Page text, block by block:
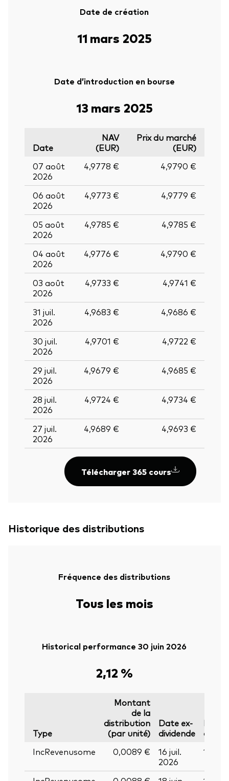
Retour en
Date de création
11 mars 2025
Date d’introduction en bourse
13 mars 2025
Date
NAV
(EUR)
Prix du marché
(EUR)
07 août
2026
4,9778 € 4,9790 €
06 août
2026
4,9773 € 4,9779 €
05 août
2026
4,9785 € 4,9785 €
04 août
2026
4,9776 € 4,9790 €
03 août
2026
4,9733 € 4,9741 €
31 juil.
2026
4,9683 € 4,9686 €
30 juil.
2026
4,9701 € 4,9722 €
29 juil.
2026
4,9679 € 4,9685 €
28 juil.
2026
4,9724 € 4,9734 €
27 juil.
2026
4,9689 € 4,9693 €
Télécharger 365 cours
Historique des distributions
Fréquence des distributions
Tous les mois
Historical performance 30 juin 2026
2,12 %
Type
Montant
de la
distribution
(par unité)
Date ex-
dividende
Date
IncRevenusome
0,0089 €
16 juil.
2026
17